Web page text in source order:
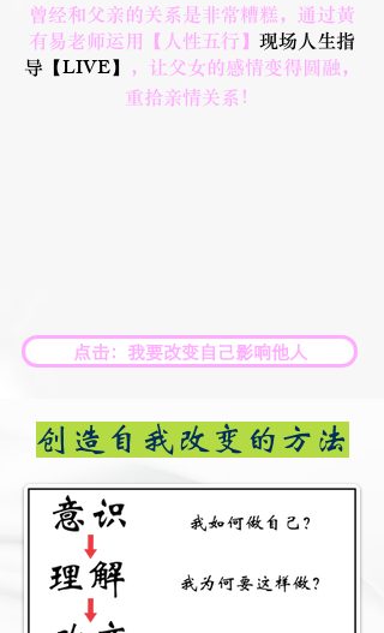
曾经和父亲的关系是非常糟糕，通过黃
有易老师运用【人性五行】 现场人生指
导【LIVE】 ，让父女的感情变得圆融，
重拾亲情关系！
点击：我要改变自己影响他人
创造自我改变的方法